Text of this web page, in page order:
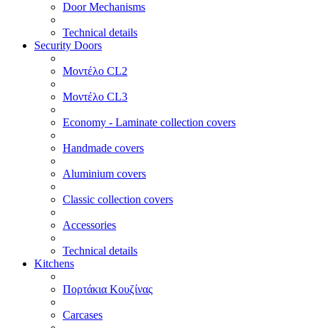
Door Mechanisms
Technical details
Security Doors
Μοντέλο CL2
Μοντέλο CL3
Economy - Laminate collection covers
Handmade covers
Aluminium covers
Classic collection covers
Accessories
Technical details
Kitchens
Πορτάκια Κουζίνας
Carcases